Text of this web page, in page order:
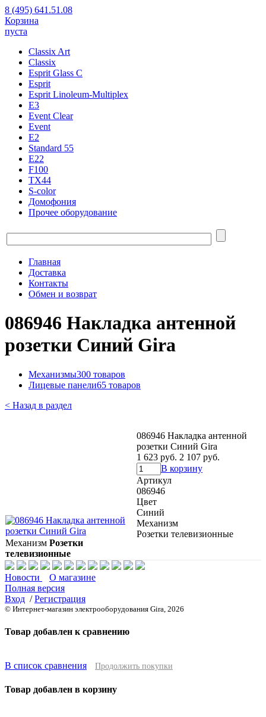
8 (495) 641.51.08
Корзина
пуста
Classix Art
Classix
Esprit Glass C
Esprit
Esprit Linoleum-Multiplex
E3
Event Clear
Event
E2
Standard 55
E22
F100
TX44
S-color
Домофония
Прочее оборудование
Главная
Доставка
Контакты
Обмен и возврат
086946 Накладка антенной
розетки Синий Gira
Механизмы300 товаров
Лицевые панели65 товаров
< Назад в раздел
086946 Накладка антенной
розетки Синий Gira
1 623 руб. 2 107 руб.
В корзину
Артикул
086946
Цвет
Синий
Механизм
Розетки телевизионные
Механизм Розетки
телевизионные
Новости
О магазине
Полная версия
Вход /Регистрация
© Интернет-магазин электрооборудования Gira, 2026
Товар добавлен к сравнению
В список сравнения Продолжить покупки
Товар добавлен в корзину